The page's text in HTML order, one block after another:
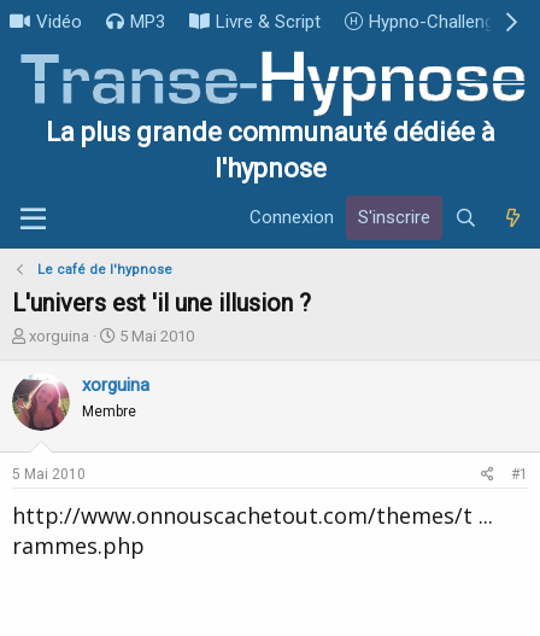
Vidéo MP3 Livre & Script Hypno-Challenge
La plus grande communauté dédiée à
l'hypnose
Connexion S'inscrire
Le café de l'hypnose
L'univers est 'il une illusion ?
I
i
t
i
u
d
xorguina
D
t
d
b
t
5 Mai 2010
xorguina
Membre
5 Mai 2010 #1
http://www.onnouscachetout.com/themes/t ...
rammes.php